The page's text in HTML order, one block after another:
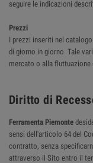
seguire le indicazioni
Prezzi
I prezzi inseriti nel
di giorno in giorno. Tale
mercato o alla fluttuazione
Diritto di
Ferramenta Piemonte
sensi dell'articolo 64 del
contratto, senza
attraverso il Sito entro il